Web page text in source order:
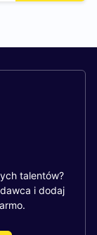
talentów?
i dodaj